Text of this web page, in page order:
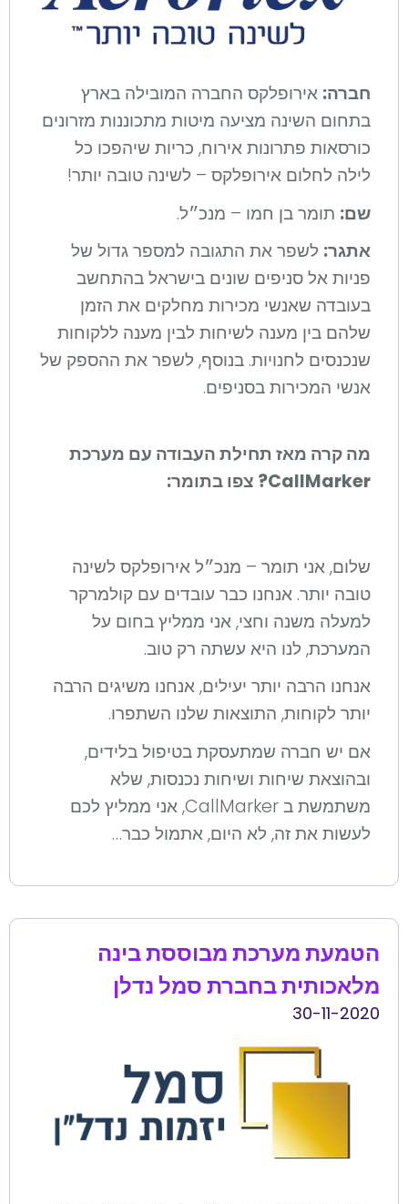
חברה: אירופלקס החברה המובילה בארץ
בתחום השינה מציעה מיטות מתכוננות מזרונים
כורסאות פתרונות אירוח, כריות שיהפכו כל
לילה לחלום אירופלקס – לשינה טובה יותר!
שם: תומר בן חמו – מנכ״ל.
אתגר: לשפר את התגובה למספר גדול של
פניות אל סניפים שונים בישראל בהתחשב
בעובדה שאנשי מכירות מחלקים את הזמן
שלהם בין מענה לשיחות לבין מענה ללקוחות
שנכנסים לחנויות. בנוסף, לשפר את ההספק של
אנשי המכירות בסניפים.
מה קרה מאז תחילת העבודה עם מערכת
CallMarker? צפו בתומר:
שלום, אני תומר – מנכ״ל אירופלקס לשינה
טובה יותר. אנחנו כבר עובדים עם קולמרקר
למעלה משנה וחצי, אני ממליץ בחום על
המערכת, לנו היא עשתה רק טוב.
אנחנו הרבה יותר יעילים, אנחנו משיגים הרבה
יותר לקוחות, התוצאות שלנו השתפרו.
אם יש חברה שמתעסקת בטיפול בלידים,
ובהוצאת שיחות ושיחות נכנסות, שלא
משתמשת ב CallMarker, אני ממליץ לכם
לעשות את זה, לא היום, אתמול כבר…
הטמעת מערכת מבוססת בינה
מלאכותית בחברת סמל נדלן
30-11-2020